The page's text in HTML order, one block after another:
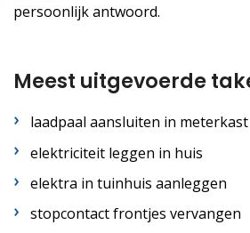
persoonlijk antwoord.
Meest uitgevoerde
laadpaal aansluiten in meterkast
elektriciteit leggen in huis
elektra in tuinhuis aanleggen
stopcontact frontjes vervangen